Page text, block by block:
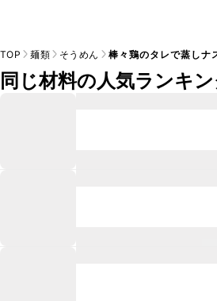
TOP 麺類 そうめん 棒々鶏のタレで蒸しナ
同じ材料の人気ランキ